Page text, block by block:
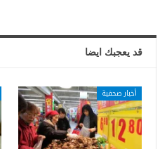
قد يعجبك ايضا
أخبار صحفية